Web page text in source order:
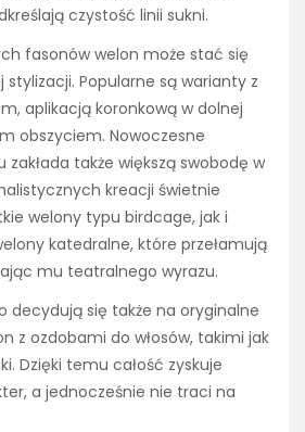
czystość linii sukni.
fasonów welon może stać się
stylizacji. Popularne są warianty z
aplikacją koronkową w dolnej
obszyciem. Nowoczesne
także większą swobodę w
kreacji świetnie
welony typu birdcage, jak i
katedralne, które przełamują
mu teatralnego wyrazu.
decydują się także na oryginalne
z ozdobami do włosów, takimi jak
Dzięki temu całość zyskuje
a jednocześnie nie traci na